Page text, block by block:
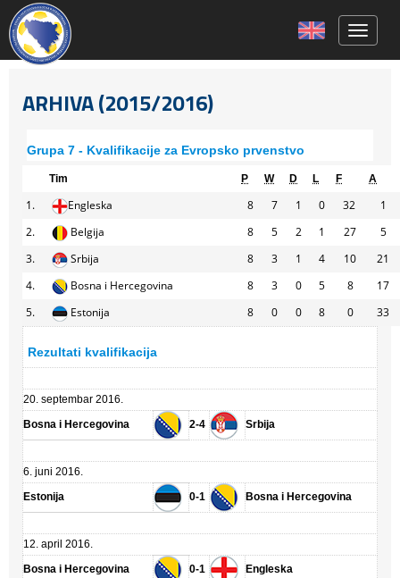
ARHIVA (2015/2016)
Grupa 7 - Kvalifikacije za Evropsko prvenstvo
Tim P W D L F A
1. Engleska 8 7 1 0 32
1
2.
Belgija 8 5 2 1 27
5
3.
Srbija 8 3 1 4 10
21
4.
Bosna i Hercegovina 8 3 0 5 8
17
5.
Estonija 8 0 0 8 0 33
Rezultati kvalifikacija
20. septembar 2016.
Bosna i Hercegovina
2-4 Srbija
6. juni 2016.
Estonija
0-1 Bosna i Hercegovina
12. april 2016.
Bosna i Hercegovina
0-1 Engleska